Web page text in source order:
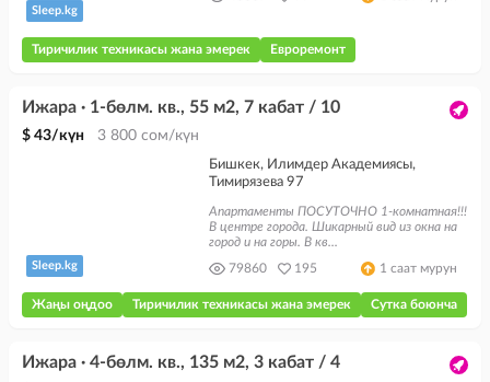
Sleep.kg
тиричилик техникасы жана эмерек евроремонт
Ижара · 1-бөлм. кв., 55 м2, 7 кабат / 10
$ 43/күн 3 800 сом/күн
Sleep.kg
Бишкек, Илимдер Академиясы,
Тимирязева 97
Апартаменты ПОСУТОЧНО 1-комнатная!!!
В центре города. Шикарный вид из окна на
город и на горы. В кв...
79860
195 1 саат мурун
жаңы оңдоо тиричилик техникасы жана эмерек сутка боюнча
Ижара · 4-бөлм. кв., 135 м2, 3 кабат / 4